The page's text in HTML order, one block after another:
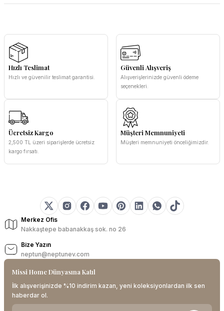
Hızlı Teslimat
Hızlı ve güvenilir teslimat garantisi.
Güvenli Alışveriş
Alışverişlerinizde güvenli ödeme
seçenekleri.
Ücretsiz Kargo
2,500 TL üzeri siparişlerde ücretsiz
kargo fırsatı.
Müşteri Memnuniyeti
Müşteri memnuniyeti önceliğimizdir.
Merkez Ofis
Nakkaştepe babanakkaş sok. no 26
Bize Yazın
neptun@neptunev.com
Missi Home Dünyasına Katıl
İlk alışverişinizde %10 indirim kazan, yeni koleksiyonlardan ilk sen
haberdar ol.